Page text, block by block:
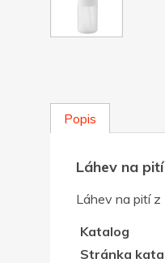
Popis
Láhev na
Láhev na pití z
Katalog
Stránka